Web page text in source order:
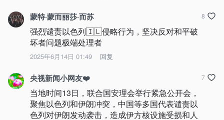
蒙特·蒙而丽莎·而苏
强烈谴责以色列🇮🇱侵略行为，坚决反对和平破
坏者问题极端处理者
2025年6月14日 01:49 回复
8
央视新闻小网友❤️
当地时间13日，联合国安理会举行紧急公开会，
聚焦以色列和伊朗冲突，中国等多国代表谴责以
色列对伊朗发动袭击，造成伊方核设施受损和人
7